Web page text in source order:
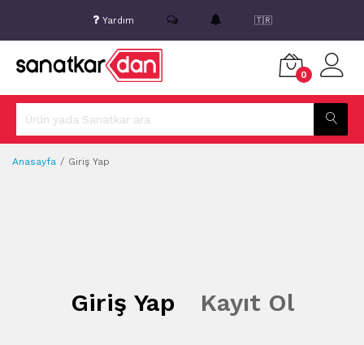
Yardım 🇹🇷
0
Anasayfa Giriş Yap
Giriş Yap Kayıt Ol